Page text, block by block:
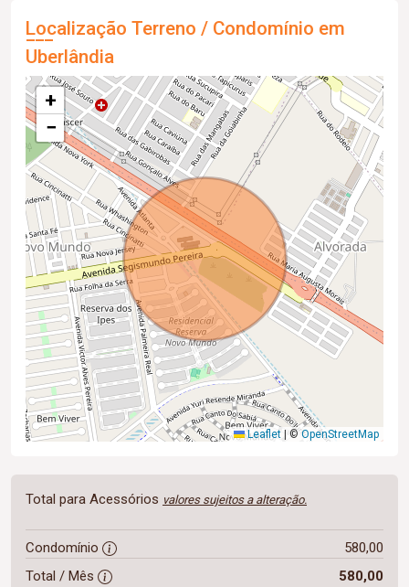
Localização Terreno / Condomínio em
Uberlândia
+
−
Leaflet ©OpenStreetMap
Total para Acessórios valores sujeitos a alteração.
Condomínio
580,00
Total / Mês
580,00